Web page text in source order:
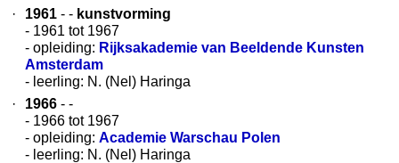
·
1961 - - kunstvorming
- 1961 tot 1967
- opleiding: Rijksakademie van Beeldende Kunsten
Amsterdam
- leerling: N. (Nel) Haringa
·
1966 - -
- 1966 tot 1967
- opleiding: Academie Warschau Polen
- leerling: N. (Nel) Haringa